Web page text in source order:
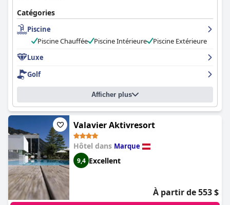
Catégories
Piscine
Piscine Chauffée
Piscine Intérieure
Piscine Extérieure
Luxe
Golf
Afficher plus
Valavier Aktivresort
Hôtel dans Marque
9,4 Excellent
À partir de 553 $